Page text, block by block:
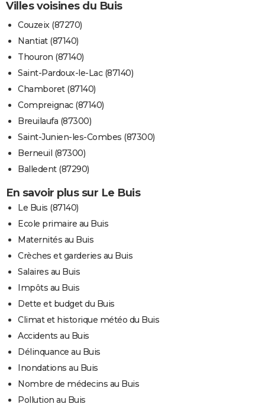
Villes voisines du Buis
Couzeix (87270)
Nantiat (87140)
Thouron (87140)
Saint-Pardoux-le-Lac (87140)
Chamboret (87140)
Compreignac (87140)
Breuilaufa (87300)
Saint-Junien-les-Combes (87300)
Berneuil (87300)
Balledent (87290)
En savoir plus sur Le Buis
Le Buis (87140)
Ecole primaire au Buis
Maternités au Buis
Crèches et garderies au Buis
Salaires au Buis
Impôts au Buis
Dette et budget du Buis
Climat et historique météo du Buis
Accidents au Buis
Délinquance au Buis
Inondations au Buis
Nombre de médecins au Buis
Pollution au Buis